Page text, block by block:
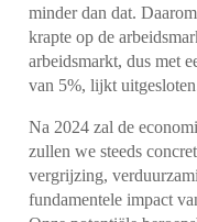
minder dan dat.
krapte op de
arbeidsmarkt, dus met
van 5%, lijkt
Na 2024 zal de
zullen we steeds
vergrijzing,
fundamentele impact